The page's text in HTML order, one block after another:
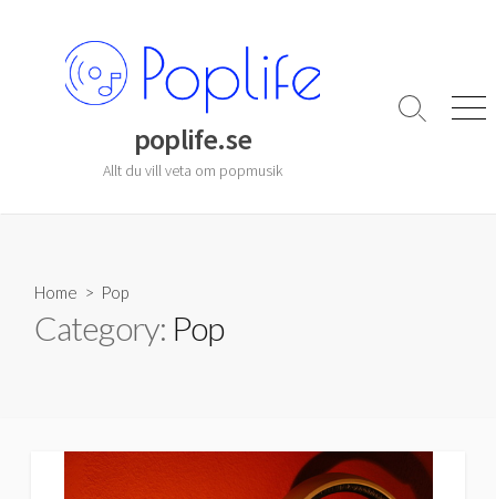
content
poplife.se
Allt du vill veta om popmusik
Search
Home > Pop
Category: Pop